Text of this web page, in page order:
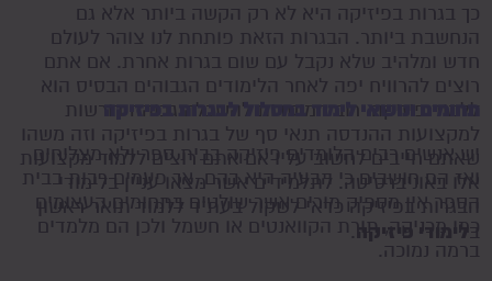
כך בגרות בפיזיקה היא לא רק הקשה ביותר אלא גם
הנחשבת ביותר. הבגרות הזאת פותחת לנו צוהר לעולם
חדש ומלהיב שלא נקבל עם שום בגרות אחרת. אם אתם
רוצים להרוויח יפה לאחר הלימודים הגבוהים הבסיס הוא
ללמוד פיזיקה. רוב המוסדות להשכלה גבוהה דורשות
למקצועות ההנדסה תנאי סף של בגרות בפיזיקה וזה משהו
שאתם חייבים לחשוב עליו אם אתם רוצים ללמוד מקצועות
אלו באוניברסיטה. לתלמידים אשר מצאו עניין בלימודי
הבגרות בפיזיקה כדאי לשקול בעתיד ללמוד תואר ראשון
בלימודי פיזיקה.
תחומים ונושאי לימוד במסלול לבגרות בפיזיקה
יש אנשים רבים הלומדים פיזיקה בבית ספר ולא מצליחים
ואז הם חושבים כי הבעיה היא בהם. אך פעמים רבות בבית
הספר אין מספיק מורים אשר שולטים בתחומים העצומים
כמו מכניקה, תורת הקוואנטים או חשמל ולכן הם מלמדים
ברמה נמוכה.